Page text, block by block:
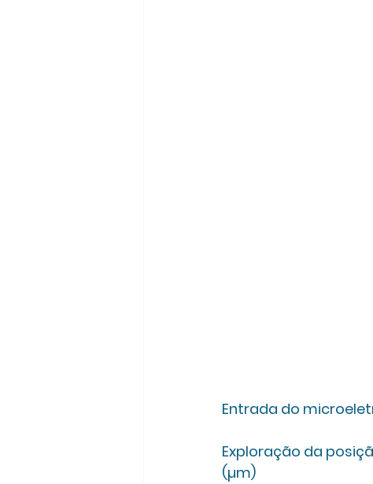
Entrada do
Exploração da
(µm)